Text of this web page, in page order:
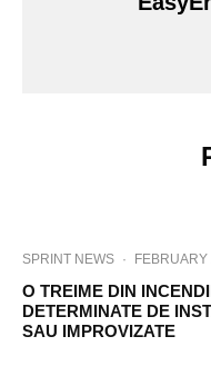
SPRINT NEWS ·
O TREIME DIN
DETERMINATE DE
SAU IMPROVIZATE